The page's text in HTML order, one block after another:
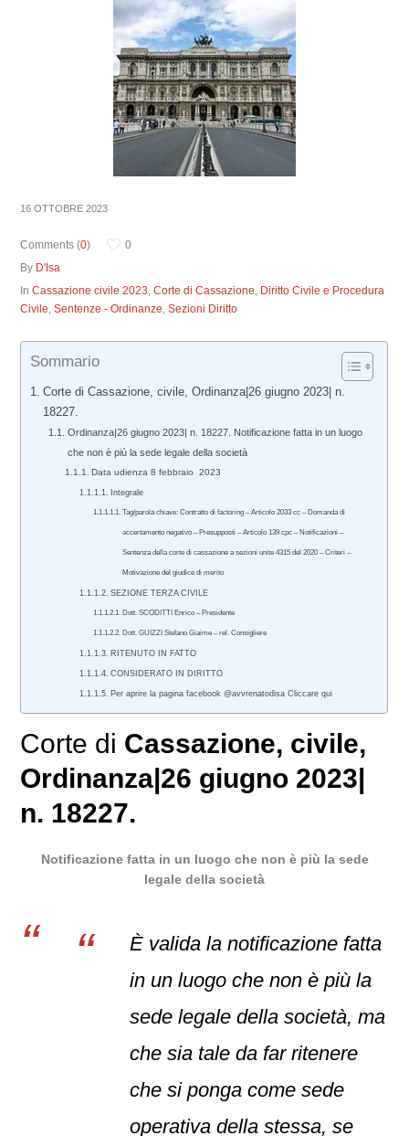
16 OTTOBRE 2023
Comments (0)
0
By D'Isa
InCassazione civile 2023,Corte di Cassazione, Diritto Civile e Procedura
Civile,Sentenze - Ordinanze,Sezioni Diritto
Sommario
Corte di Cassazione, civile, Ordinanza|26 giugno 2023| n.
18227.
Ordinanza|26 giugno 2023| n. 18227. Notificazione fatta in un luogo
che non è più la sede legale della società
Data udienza 8 febbraio 2023
Integrale
Tag/parola chiave: Contratto di factoring – Articolo 2033 cc – Domanda di
accertamento negativo – Presupposti – Articolo 139 cpc – Notificazioni –
Sentenza della corte di cassazione a sezioni unite 4315 del 2020 – Criteri –
Motivazione del giudice di merito
SEZIONE TERZA CIVILE
Dott. SCODITTI Enrico – Presidente
Dott. GUIZZI Stefano Giaime – rel. Consigliere
RITENUTO IN FATTO
CONSIDERATO IN DIRITTO
Per aprire la pagina facebook @avvrenatodisa Cliccare qui
Corte di Cassazione, civile,
Ordinanza|26 giugno 2023|
n. 18227.
Notificazione fatta in un luogo che non è più la sede
legale della società
È valida la notificazione fatta
in un luogo che non è più la
sede legale della società, ma
che sia tale da far ritenere
che si ponga come sede
operativa della stessa, se